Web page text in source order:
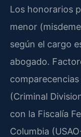
Los honorarios
menor
según el cargo
abogado.
(Criminal
con la Fiscalía
Columbia